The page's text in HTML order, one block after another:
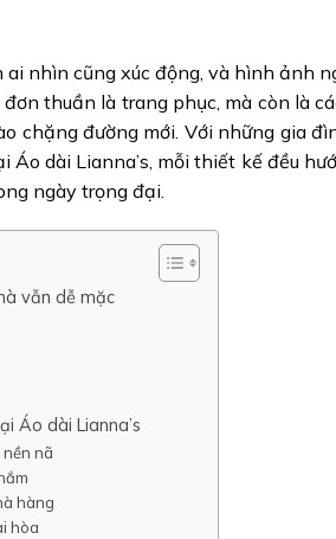
nhìn cũng xúc động, và hình ảnh
thuần là trang phục, mà còn là
chặng đường mới. Với những gia
Áo dài Lianna’s, mỗi thiết kế đều
ngày trọng đại.
vẫn dễ mặc
Áo dài Lianna’s
nã
hàng
hòa